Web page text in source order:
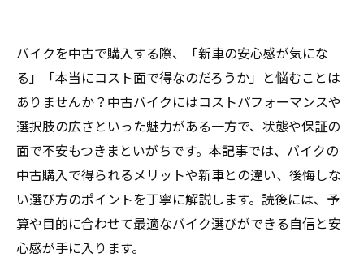
バイクを中古で購入する際、「新車の安心感が気にな
る」「本当にコスト面で得なのだろうか」と悩むことは
ありませんか？中古バイクにはコストパフォーマンスや
選択肢の広さといった魅力がある一方で、状態や保証の
面で不安もつきまといがちです。本記事では、バイクの
中古購入で得られるメリットや新車との違い、後悔しな
い選び方のポイントを丁寧に解説します。読後には、予
算や目的に合わせて最適なバイク選びができる自信と安
心感が手に入ります。